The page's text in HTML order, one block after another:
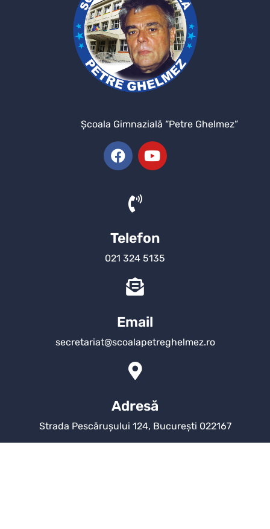
Şcoala Gimnazială “Petre Ghelmez”
Telefon
021 324 5135
Email
secretariat@scoalapetreghelmez.ro
Adresă
Strada Pescărușului 124, București 022167